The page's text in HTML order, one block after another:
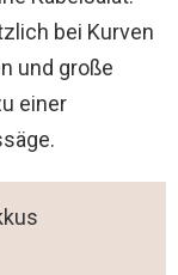
bei Kurven
und große
einer